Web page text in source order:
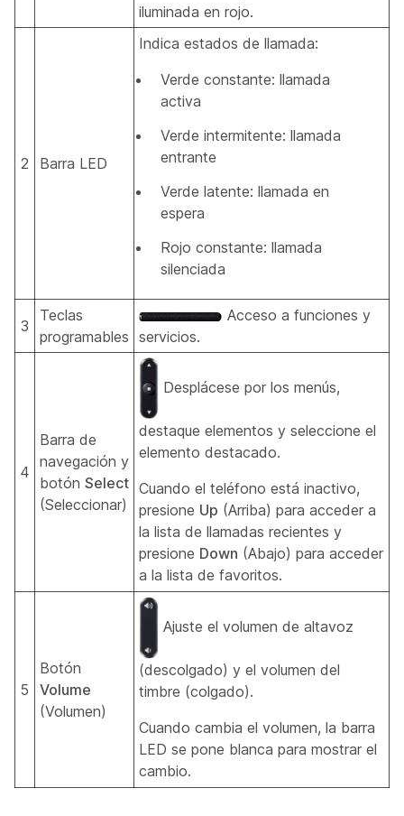
iluminada en rojo.
2 Barra LED
Indica estados de llamada:
Verde constante: llamada
activa
Verde intermitente: llamada
entrante
Verde latente: llamada en
espera
Rojo constante: llamada
silenciada
3
Teclas
programables
Acceso a funciones y
servicios.
4
Barra de
navegación y
botón Select
(Seleccionar)
Desplácese por los menús,
destaque elementos y seleccione el
elemento destacado.
Cuando el teléfono está inactivo,
presione Up (Arriba) para acceder a
la lista de llamadas recientes y
presione Down (Abajo) para acceder
a la lista de favoritos.
5
Botón
Volume
(Volumen)
Ajuste el volumen de altavoz
(descolgado) y el volumen del
timbre (colgado).
Cuando cambia el volumen, la barra
LED se pone blanca para mostrar el
cambio.